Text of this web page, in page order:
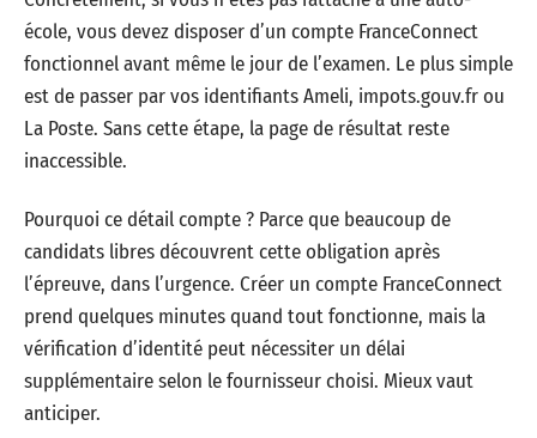
école, vous devez disposer d’un compte FranceConnect
fonctionnel avant même le jour de l’examen. Le plus simple
est de passer par vos identifiants Ameli, impots.gouv.fr ou
La Poste. Sans cette étape, la page de résultat reste
inaccessible.
Pourquoi ce détail compte ? Parce que beaucoup de
candidats libres découvrent cette obligation après
l’épreuve, dans l’urgence. Créer un compte FranceConnect
prend quelques minutes quand tout fonctionne, mais la
vérification d’identité peut nécessiter un délai
supplémentaire selon le fournisseur choisi. Mieux vaut
anticiper.